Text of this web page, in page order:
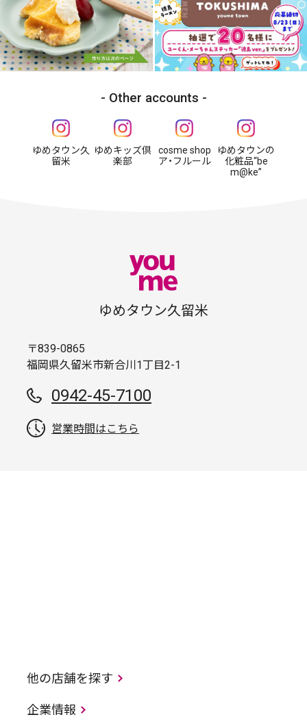
Other accounts
ゆめタウン久
留米
ゆめキッズ倶
楽部
cosme shop
ア・フルール
ゆめタウンの
化粧品“be
m@ke”
ゆめタウン久留米
〒839-0865
福岡県久留米市新合川1丁目2-1
0942-45-7100
営業時間はこちら
他の店舗を探す
企業情報